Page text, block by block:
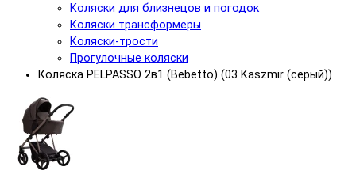
Коляски для близнецов и погодок
Коляски трансформеры
Коляски-трости
Прогулочные коляски
Коляска PELPASSO 2в1 (Bebetto) (03 Kaszmir (серый))